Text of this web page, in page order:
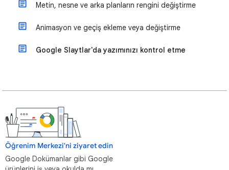
Metin, nesne ve arka planların rengini değiştirme
Animasyon ve geçiş ekleme veya değiştirme
Google Slaytlar'da yazımınızı kontrol etme
Öğrenim Merkezi'ni ziyaret edin
Google Dokümanlar gibi Google